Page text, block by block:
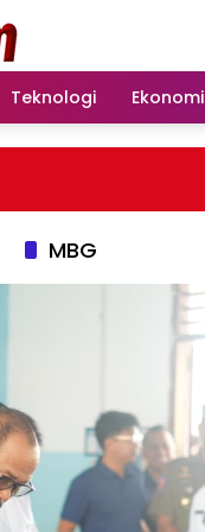
Teknologi Ekonomi
MBG